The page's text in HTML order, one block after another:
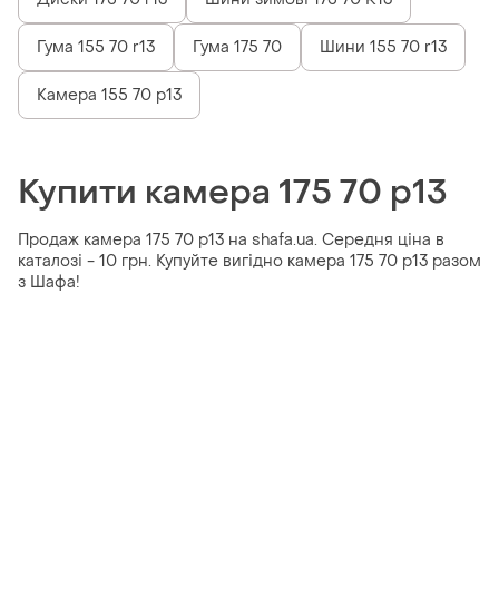
Гума 155 70 r13 Гума 175 70 Шини 155 70 r13
Камера 155 70 р13
Купити камера 175 70 р13
Продаж камера 175 70 р13 на shafa.ua. Середня ціна в
каталозі - 10 грн. Купуйте вигідно камера 175 70 р13 разом
з Шафа!